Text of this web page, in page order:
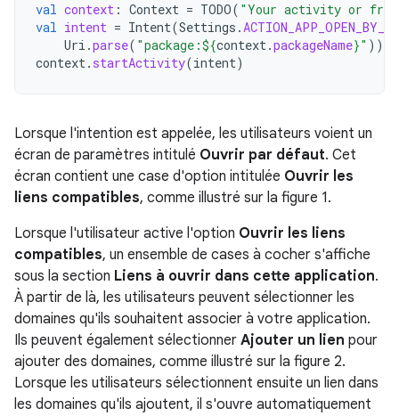
val context : Context = TODO( "Your activity or
val intent = Intent(Settings .
Uri .parse( "package:${context.packageName}" ))
context. startActivity(intent)
Lorsque l'intention est appelée, les utilisateurs voient un
écran de paramètres intitulé Ouvrir par défaut. Cet
écran contient une case d'option intitulée Ouvrir les
liens compatibles, comme illustré sur la figure 1.
Lorsque l'utilisateur active l'option Ouvrir les liens
compatibles, un ensemble de cases à cocher s'affiche
sous la section Liens à ouvrir dans cette application.
À partir de là, les utilisateurs peuvent sélectionner les
domaines qu'ils souhaitent associer à votre application.
Ils peuvent également sélectionner Ajouter un lien pour
ajouter des domaines, comme illustré sur la figure 2.
Lorsque les utilisateurs sélectionnent ensuite un lien dans
les domaines qu'ils ajoutent, il s'ouvre automatiquement